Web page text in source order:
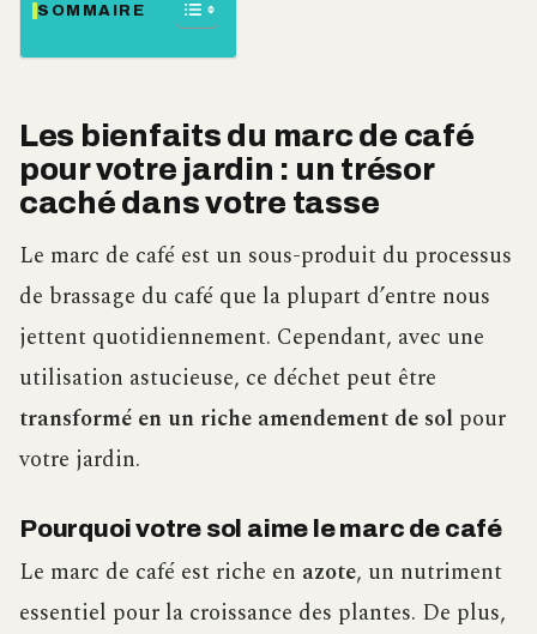
SOMMAIRE
Les bienfaits du marc de café
pour votre jardin : un trésor
caché dans votre tasse
Le marc de café est un sous-produit du processus
de brassage du café que la plupart d’entre nous
jettent quotidiennement. Cependant, avec une
utilisation astucieuse, ce déchet peut être
transformé en un riche amendement de sol pour
votre jardin.
Pourquoi votre sol aime le marc de café
Le marc de café est riche en azote, un nutriment
essentiel pour la croissance des plantes. De plus,